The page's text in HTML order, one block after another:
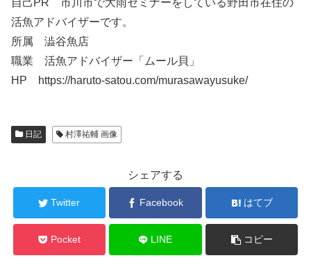
自己PR 市川市で大雨セミナーをしている野田市在住の
活魚アドバイザーです。
所属 澁谷魚店
職業 活魚アドバイザー「ムール貝」
HP https://haruto-satou.com/murasawayusuke/
日記 村澤祐輔 画像
シェアする
Twitter Facebook はてブ
Pocket LINE コピー